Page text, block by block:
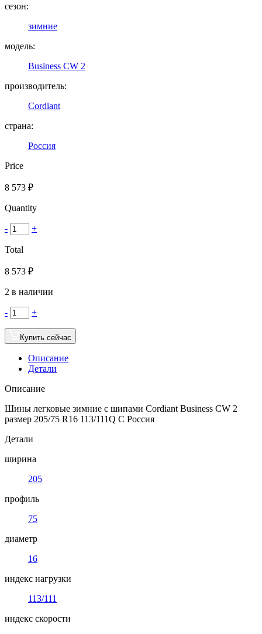
сезон:
зимние
модель:
Business CW 2
производитель:
Cordiant
страна:
Россия
Price
8 573 ₽
Quantity
- +
Total
8 573 ₽
2 в наличии
- +
Купить сейчас
Описание
Детали
Описание
Шины легковые зимние с шипами Cordiant Business CW 2
размер 205/75 R16 113/111Q C Россия
Детали
ширина
205
профиль
75
диаметр
16
индекс нагрузки
113/111
индекс скорости